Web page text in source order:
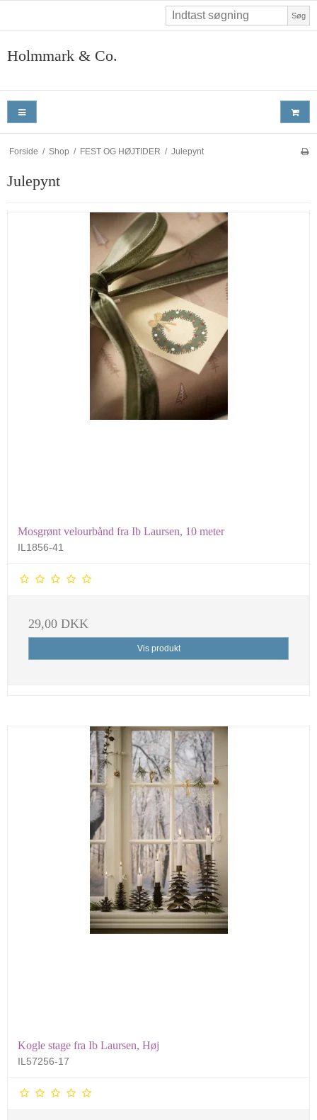
Søg
Holmmark & Co.
Forside / Shop / FEST OG HØJTIDER / Julepynt
Julepynt
Mosgrønt velourbånd fra Ib Laursen, 10 meter
IL1856-41
29,00 DKK
Vis produkt
Kogle stage fra Ib Laursen, Høj
IL57256-17